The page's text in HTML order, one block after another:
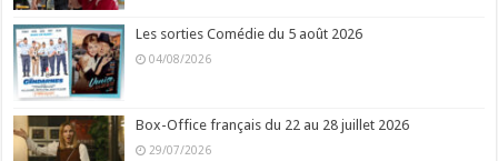
Les sorties Comédie du 5 août 2026
04/08/2026
Box-Office français du 22 au 28 juillet 2026
29/07/2026